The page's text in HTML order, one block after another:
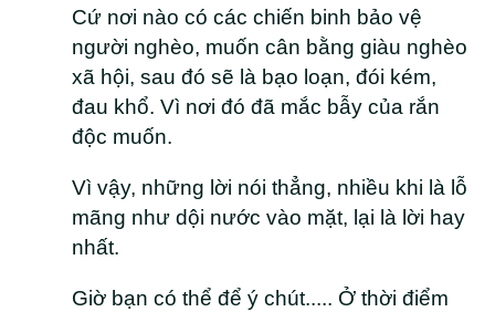
Cứ nơi nào có các chiến binh bảo vệ
người nghèo, muốn cân bằng giàu nghèo
xã hội, sau đó sẽ là bạo loạn, đói kém,
đau khổ. Vì nơi đó đã mắc bẫy của rắn
độc muốn.
Vì vậy, những lời nói thẳng, nhiều khi là lỗ
mãng như dội nước vào mặt, lại là lời hay
nhất.
Giờ bạn có thể để ý chút..... Ở thời điểm